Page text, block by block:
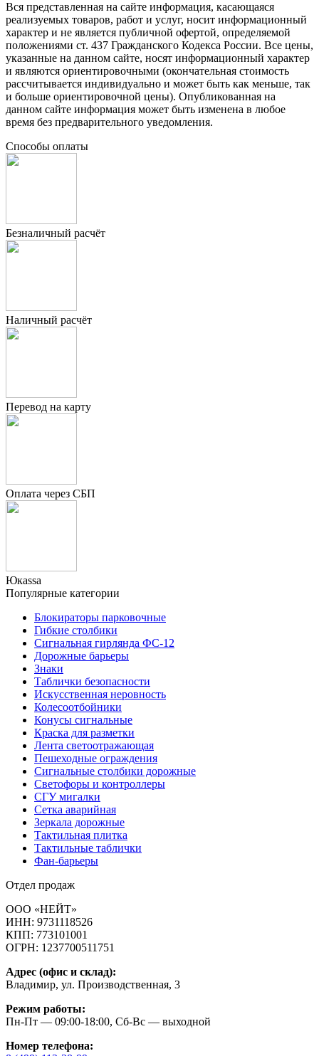
Вся представленная на сайте информация, касающаяся
реализуемых товаров, работ и услуг, носит информационный
характер и не является публичной офертой, определяемой
положениями ст. 437 Гражданского Кодекса России. Все цены,
указанные на данном сайте, носят информационный характер
и являются ориентировочными (окончательная стоимость
рассчитывается индивидуально и может быть как меньше, так
и больше ориентировочной цены). Опубликованная на
данном сайте информация может быть изменена в любое
время без предварительного уведомления.
Способы оплаты
Безналичный расчёт
Наличный расчёт
Перевод на карту
Оплата через СБП
Юкаssа
Популярные категории
Блокираторы парковочные
Гибкие столбики
Сигнальная гирлянда ФС-12
Дорожные барьеры
Знаки
Таблички безопасности
Искусственная неровность
Колесоотбойники
Конусы сигнальные
Краска для разметки
Лента светоотражающая
Пешеходные ограждения
Сигнальные столбики дорожные
Светофоры и контроллеры
СГУ мигалки
Cетка аварийная
Зеркала дорожные
Тактильная плитка
Тактильные таблички
Фан-барьеры
Отдел продаж
ООО «НЕЙТ»
ИНН: 9731118526
КПП: 773101001
ОГРН: 1237700511751
Адрес (офис и склад):
Владимир, ул. Производственная, 3
Режим работы:
Пн-Пт — 09:00-18:00, Сб-Вс — выходной
Номер телефона: